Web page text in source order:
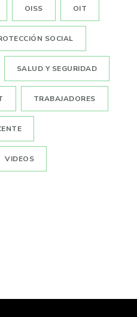
OISS OIT
SOCIAL
SALUD Y SEGURIDAD
TRABAJADORES
VIDEOS